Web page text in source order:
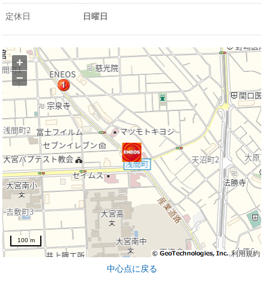
定休日 日曜日
利用規約
+
−
100 m
中心点に戻る